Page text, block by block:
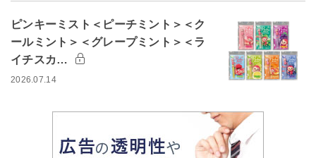
ピンキーミスト＜ピーチミント＞＜ク
ールミント＞＜グレープミント＞＜ラ
イチスカ…
2026.07.14